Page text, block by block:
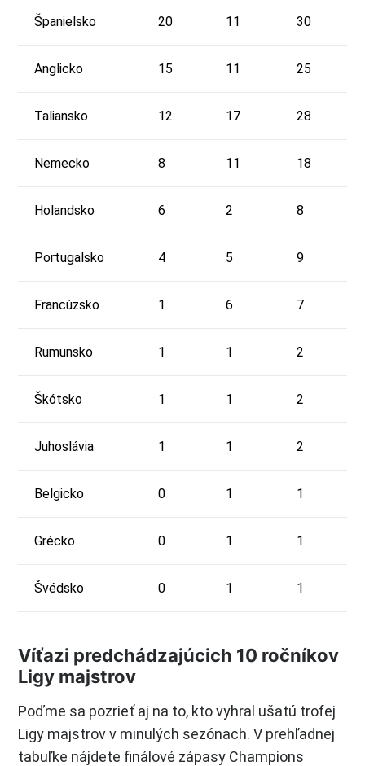
Španielsko 20 11 30
Anglicko 15 11 25
Taliansko 12 17 28
Nemecko 8 11 18
Holandsko 6 2 8
Portugalsko 4 5 9
Francúzsko 1 6 7
Rumunsko 1 1 2
Škótsko 1 1 2
Juhoslávia 1 1 2
Belgicko 0 1 1
Grécko 0 1 1
Švédsko 0 1 1
Víťazi predchádzajúcich 10 ročníkov
Ligy majstrov
Poďme sa pozrieť aj na to, kto vyhral ušatú trofej
Ligy majstrov v minulých sezónach. V prehľadnej
tabuľke nájdete finálové zápasy Champions